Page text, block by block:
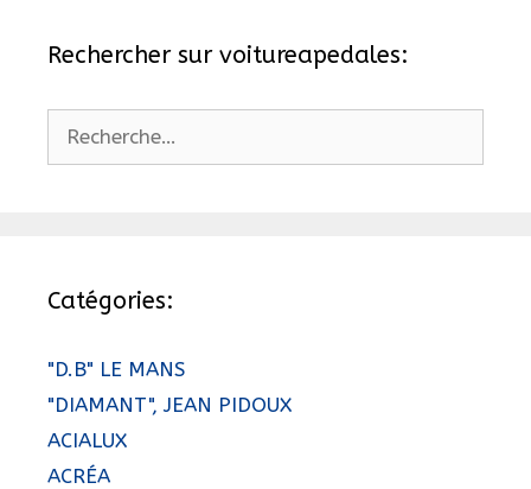
Rechercher sur voitureapedales:
Catégories:
"D.B" LE MANS
"DIAMANT", JEAN PIDOUX
ACIALUX
ACRÉA